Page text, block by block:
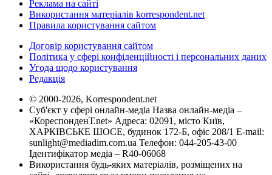
Реклама на сайті
Використання матеріалів korrespondent.net
Правила користування сайтом
Договір користування сайтом
Політика у сфері конфіденційності і персональних даних
Угода щодо користування
Редакція
© 2000-2026, Korrespondent.net
Суб'єкт у сфері онлайн-медіа Назва онлайн-медіа –
«КореспонденТ.net» Адреса: 02091, місто Київ,
ХАРКІВСЬКЕ ШОСЕ, будинок 172-Б, офіс 208/1 E-mail:
sunlight@mediadim.com.ua Телефон: 044-205-43-00
Ідентифікатор медіа – R40-06068
Використання будь-яких матеріалів, розміщених на